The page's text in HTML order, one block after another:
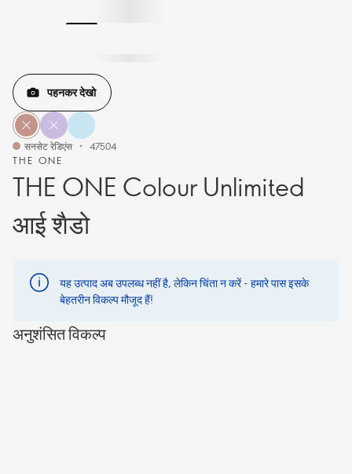
THE ONE
THE ONE Colour Unlimited
आई शैडो
पहनकर देखो
सनसेट रेडिएंस 47504
यह उत्पाद अब उपलब्ध नहीं है, लेकिन चिंता न करें - हमारे पास इसके
बेहतरीन विकल्प मौजूद हैं!
अनुशंसित विकल्प